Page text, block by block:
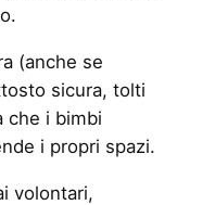
(anche se
sicura, tolti
che i bimbi
i propri spazi.
volontari,